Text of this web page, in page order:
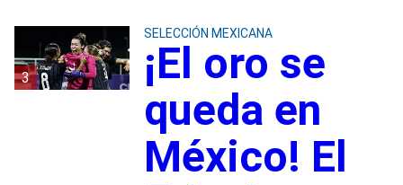
3
SELECCIÓN MEXICANA
¡El oro se
queda en
México! El